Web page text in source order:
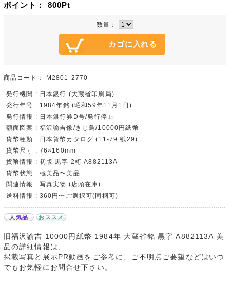
ポイント： 800Pt
数量：
商品コード： M2801-2770
発行機関 : 日本銀行 (大蔵省印刷局)
発行年号 : 1984年銘 (昭和59年11月1日)
発行情報 : 日本銀行券D号/発行停止
額面図案 : 福沢諭吉像/きじ鳥/10000円紙幣
貨幣種類 : 日本貨幣カタログ (11-79 紙29)
貨幣尺寸 : 76×160mm
貨幣情報 : 初版 黒字 2桁 A882113A
貨幣状態 : 極美品〜美品
関連情報 : 写真実物 (店頭在庫)
送料情報 : 360円〜ご選択可(同梱可)
人気品 おススメ
旧福沢諭吉 10000円紙幣 1984年 大蔵省銘 黒字 A882113A 美
品の詳細情報は、
掲載写真と展示PR動画をご参考に、ご不明点ご要望などはいつ
でもお気軽にお問合せ下さい。